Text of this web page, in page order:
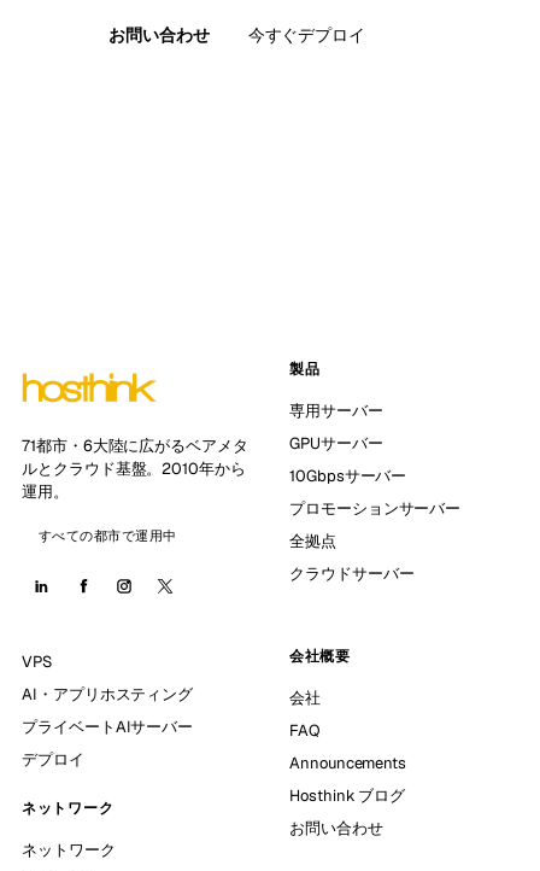
お問い合わせ 今すぐデプロイ
71都市・6大陸に広がるベアメタ
ルとクラウド基盤。2010年から
運用。
すべての都市で運用中
製品
専用サーバー
GPUサーバー
10Gbpsサーバー
プロモーションサーバー
全拠点
クラウドサーバー
VPS
AI・アプリホスティング
プライベートAIサーバー
デプロイ
ネットワーク
ネットワーク
会社概要
会社
FAQ
Announcements
Hosthink ブログ
お問い合わせ